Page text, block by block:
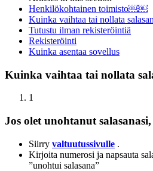
Henkilökohtainen toimisto￼￼
Kuinka vaihtaa tai nollata
Tutustu ilman rekisteröintiä
Rekisteröinti
Kuinka asentaa sovellus
Kuinka vaihtaa tai nollata
1
Jos olet unohtanut
Siirry valtuutussivulle .
Kirjoita numerosi ja napsauta
”unohtui salasana”